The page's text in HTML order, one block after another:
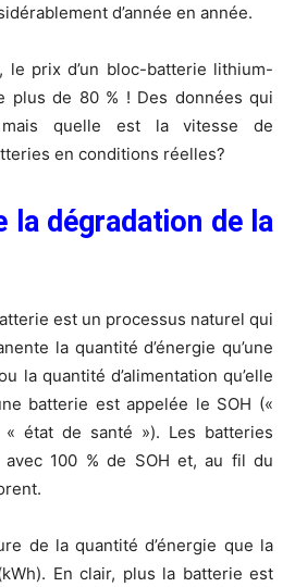
d’année en année.
le prix d’un bloc-batterie lithium-
plus de 80 % ! Des données qui
mais quelle est la vitesse de
en conditions réelles?
la dégradation de la
est un processus naturel qui
la quantité d’énergie qu’une
la quantité d’alimentation qu’elle
batterie est appelée le SOH («
état de santé »). Les batteries
100 % de SOH et, au fil du
de la quantité d’énergie que la
En clair, plus la batterie est